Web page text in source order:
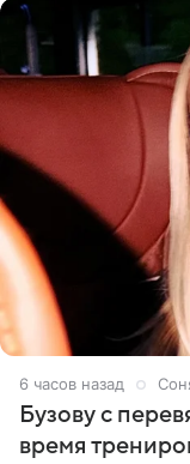
6 часов назад
Бузову с
время